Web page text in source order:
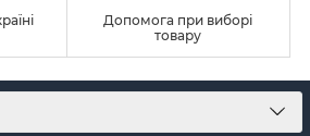
Допомога при виборі
товару